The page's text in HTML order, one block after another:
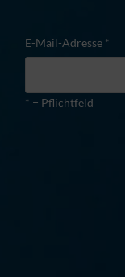
E-Mail-Adresse *
* = Pflichtfeld